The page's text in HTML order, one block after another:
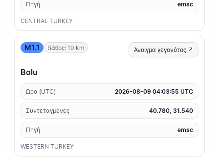
Πηγή emsc
CENTRAL TURKEY
M1.1 Βάθος: 10 km Άνοιγμα γεγονότος ↗
Bolu
Ώρα (UTC) 2026-08-09 04:03:55 UTC
Συντεταγμένες 40.780, 31.540
Πηγή emsc
WESTERN TURKEY